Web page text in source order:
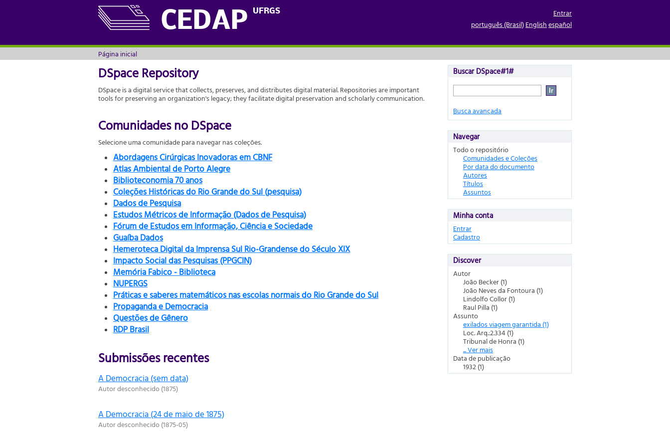
CEDAP UFRGS
Página inicial
Entrar
português (Brasil)Englishespañol
Página inicial
DSpace Repository
DSpace is a digital service that collects, preserves, and distributes digital material. Repositories are important
tools for preserving an organization's legacy; they facilitate digital preservation and scholarly communication.
Comunidades no DSpace
Selecione uma comunidade para navegar nas coleções.
Abordagens Cirúrgicas Inovadoras em CBNF
Atlas Ambiental de Porto Alegre
Biblioteconomia 70 anos
Coleções Históricas do Rio Grande do Sul (pesquisa)
Dados de Pesquisa
Estudos Métricos de Informação (Dados de Pesquisa)
Fórum de Estudos em Informação, Ciência e Sociedade
Guaíba Dados
Hemeroteca Digital da Imprensa Sul Rio-Grandense do Século XIX
Impacto Social das Pesquisas (PPGCIN)
Memória Fabico - Biblioteca
NUPERGS
Práticas e saberes matemáticos nas escolas normais do Rio Grande do Sul
Propaganda e Democracia
Questões de Gênero
RDP Brasil
Submissões recentes
A Democracia (sem data)
Autor desconhecido(1875)
A Democracia (24 de maio de 1875)
Autor desconhecido(1875-05)
Buscar DSpace#1#
Busca avançada
Navegar
Todo o repositório
Comunidades e Coleções
Por data do documento
Autores
Títulos
Assuntos
Minha conta
Entrar
Cadastro
Discover
Autor
João Becker (1)
João Neves da Fontoura (1)
Lindolfo Collor (1)
Raul Pilla (1)
Assunto
exilados viagem garantida (1)
Loc. Arq.:2.334 (1)
Tribunal de Honra (1)
... Ver mais
Data de publicação
1932 (1)